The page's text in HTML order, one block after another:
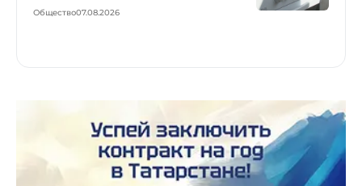
Общество07.08.2026